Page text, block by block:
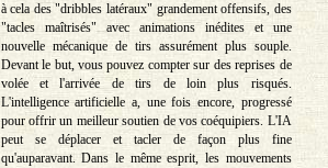
à cela des "dribbles latéraux" grandement offensifs, des
"tacles maîtrisés" avec animations inédites et une
nouvelle mécanique de tirs assurément plus souple.
Devant le but, vous pouvez compter sur des reprises de
volée et l'arrivée de tirs de loin plus risqués.
L'intelligence artificielle a, une fois encore, progressé
pour offrir un meilleur soutien de vos coéquipiers. L'IA
peut se déplacer et tacler de façon plus fine
qu'auparavant. Dans le même esprit, les mouvements